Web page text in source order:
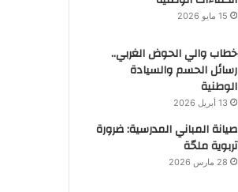
15 مايو 2026
خطاب والي الحوض الغربي..
رسائل الحسم والسيادة
الوطنية
13 أبريل 2026
صيانة المباني المدرسية: ضرورة
تربوية ملحّة
28 مارس 2026